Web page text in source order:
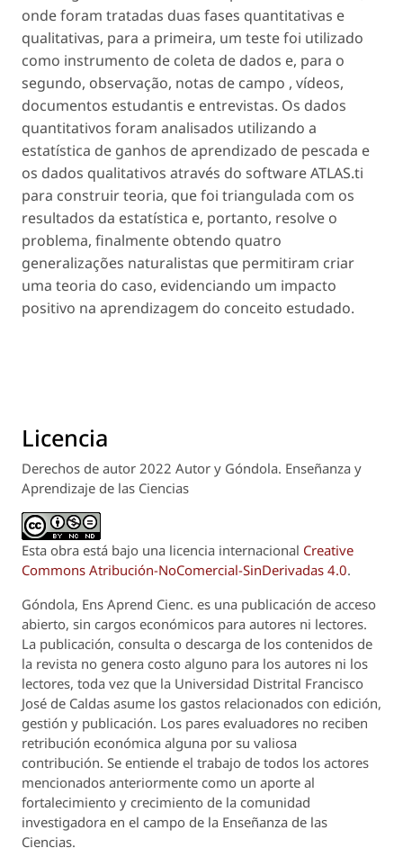
onde foram tratadas duas fases quantitativas e
qualitativas, para a primeira, um teste foi utilizado
como instrumento de coleta de dados e, para o
segundo, observação, notas de campo , vídeos,
documentos estudantis e entrevistas. Os dados
quantitativos foram analisados ​​utilizando a
estatística de ganhos de aprendizado de pescada e
os dados qualitativos através do software ATLAS.ti
para construir teoria, que foi triangulada com os
resultados da estatística e, portanto, resolve o
problema, finalmente obtendo quatro
generalizações naturalistas que permitiram criar
uma teoria do caso, evidenciando um impacto
positivo na aprendizagem do conceito estudado.
Licencia
Derechos de autor 2022 Autor y Góndola. Enseñanza y
Aprendizaje de las Ciencias
Esta obra está bajo una licencia internacional Creative
Commons Atribución-NoComercial-SinDerivadas 4.0.
Góndola, Ens Aprend Cienc. es una publicación de acceso
abierto, sin cargos económicos para autores ni lectores.
La publicación, consulta o descarga de los contenidos de
la revista no genera costo alguno para los autores ni los
lectores, toda vez que la Universidad Distrital Francisco
José de Caldas asume los gastos relacionados con edición,
gestión y publicación. Los pares evaluadores no reciben
retribución económica alguna por su valiosa
contribución. Se entiende el trabajo de todos los actores
mencionados anteriormente como un aporte al
fortalecimiento y crecimiento de la comunidad
investigadora en el campo de la Enseñanza de las
Ciencias.